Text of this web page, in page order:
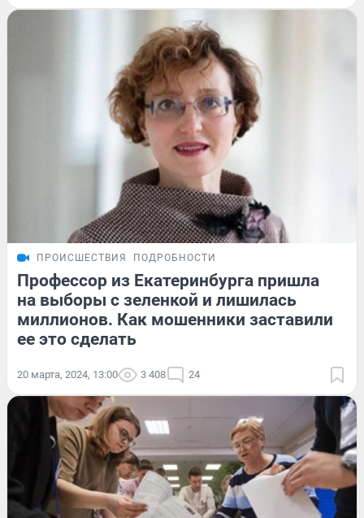
ПРОИСШЕСТВИЯ ПОДРОБНОСТИ
Профессор из Екатеринбурга пришла
на выборы с зеленкой и лишилась
миллионов. Как мошенники заставили
ее это сделать
20 марта, 2024, 13:00 3 408 24